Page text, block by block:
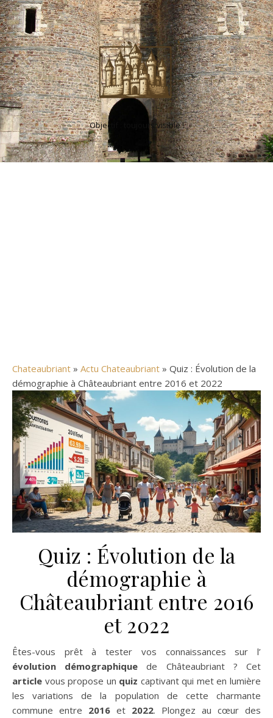
Objectif : toujours visible !
Chateaubriant » Actu Chateaubriant » Quiz : Évolution de la
démographie à Châteaubriant entre 2016 et 2022
Quiz : Évolution de la
démographie à
Châteaubriant entre 2016
et 2022
Êtes-vous prêt à tester vos connaissances sur l’
évolution démographique de Châteaubriant ? Cet
article vous propose un quiz captivant qui met en lumière
les variations de la population de cette charmante
commune entre 2016 et 2022. Plongez au cœur des